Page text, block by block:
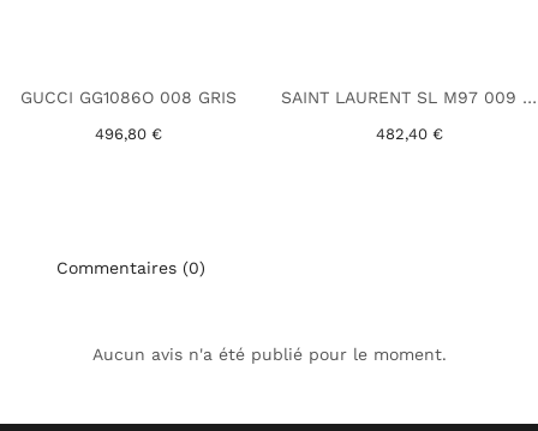
GUCCI GG1086O 008 GRIS
496,80 €
SAINT LAURENT SL M97 009 JAUNE
482,40 €
Commentaires (0)
Aucun avis n'a été publié pour le moment.